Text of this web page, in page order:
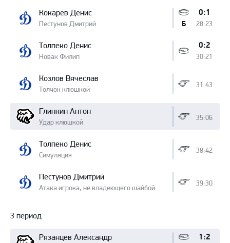
Кокарев Денис
Пестунов Дмитрий
0:1
28:23
Б
Толпеко Денис
Новак Филип
0:2
30:21
Козлов Вячеслав
Толчок клюшкой
31:43
Глинкин Антон
Удар клюшкой
35:06
Толпеко Денис
Симуляция
38:42
Пестунов Дмитрий
Атака игрока, не владеющего шайбой
39:30
3 период
Рязанцев Александр 1:2